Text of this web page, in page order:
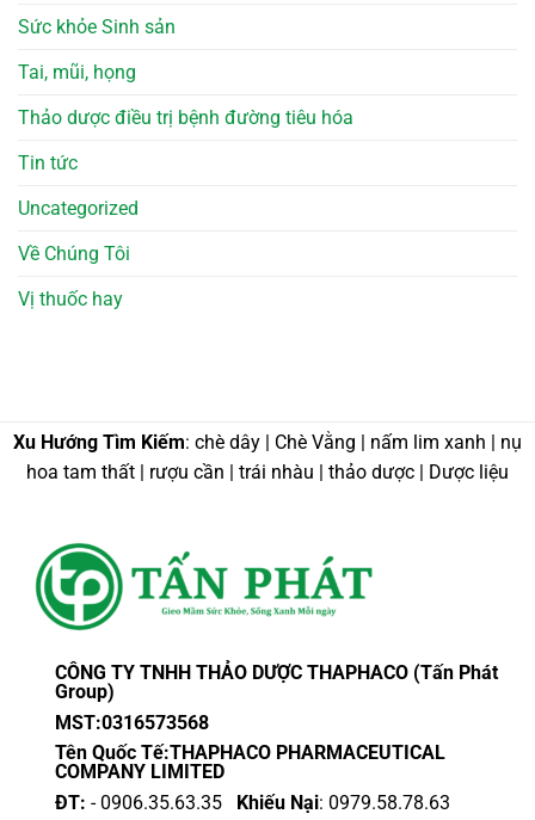
Sức khỏe Sinh sản
Tai, mũi, họng
Thảo dược điều trị bệnh đường tiêu hóa
Tin tức
Uncategorized
Về Chúng Tôi
Vị thuốc hay
Xu Hướng Tìm Kiếm: chè dây | Chè Vằng | nấm lim xanh | nụ
hoa tam thất | rượu cần | trái nhàu | thảo dược | Dược liệu
CÔNG TY TNHH THẢO DƯỢC THAPHACO (Tấn Phát
Group)
MST:0316573568
Tên Quốc Tế:THAPHACO PHARMACEUTICAL
COMPANY LIMITED
ĐT: - 0906.35.63.35 Khiếu Nại: 0979.58.78.63